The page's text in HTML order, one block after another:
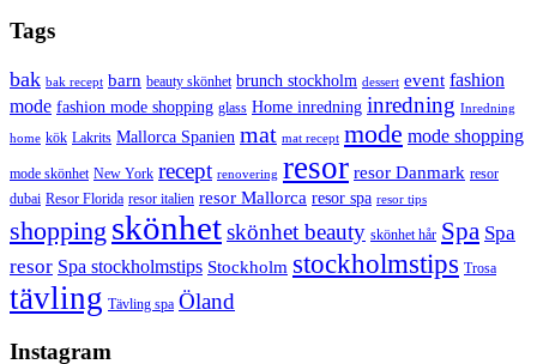
Tags
bak bak recept barn beauty skönhet brunch stockholm dessert event fashion
mode fashion mode shopping glass Home inredning inredning Inredning
home kök Lakrits Mallorca Spanien mat mat recept mode mode shopping
mode skönhet New York recept renovering resor resor Danmark resor
dubai Resor Florida resor italien resor Mallorca resor spa resor tips
shopping skönhetskönhet beauty skönhet hår Spa Spa
resor Spa stockholmstips Stockholm stockholmstips Trosa
tävling Tävling spa Öland
Instagram